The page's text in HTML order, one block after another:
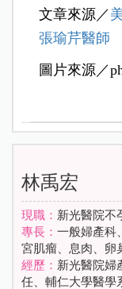
文章來源／
張瑜芹醫師
圖片來源／
林禹宏
現職： 新光醫院不
專長： 一般婦產科
宮肌瘤、息肉、卵
經歷： 新光醫院婦
任、輔仁大學醫學